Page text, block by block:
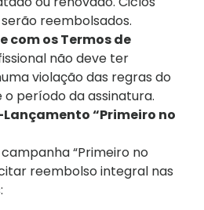
reembolsados.
com os Termos de
não deve ter
violação das regras do
período da assinatura.
“Primeiro no
“Primeiro no
reembolso integral nas